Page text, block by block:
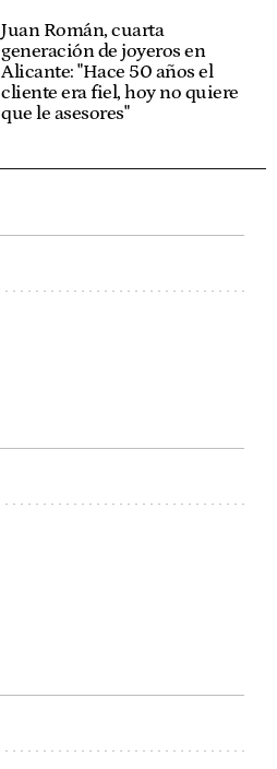
Juan Román, cuarta
generación de joyeros en
Alicante: "Hace 50 años el
cliente era fiel, hoy no quiere
que le asesores"